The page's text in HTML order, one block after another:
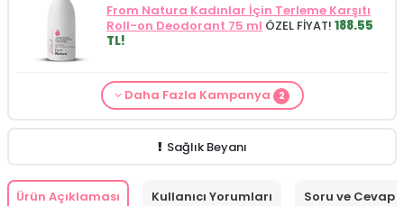
From Natura Kadınlar İçin Terleme Karşıtı
Roll-on Deodorant 75 ml ÖZEL FİYAT! 188.55
TL!
Alls Biocosmetics Organik Anti Stretch Mark
Anne ve Bebek bakımı siparişlerinizde
Daha Fazla Kampanya 2
Sağlık Beyanı
Ürün Açıklaması Kullanıcı Yorumları Soru ve Cevap